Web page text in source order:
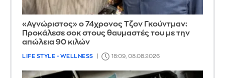
«Αγνώριστος» ο 74χρονος Τζον Γκούντμαν:
Προκάλεσε σοκ στους θαυμαστές του με την
απώλεια 90 κιλών
LIFE STYLE - WELLNESS 18:09, 08.08.2026